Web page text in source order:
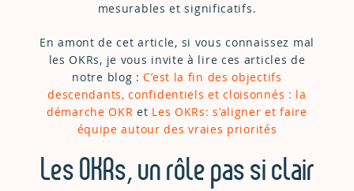
mesurables et significatifs.
En amont de cet article, si vous connaissez mal
les OKRs, je vous invite à lire ces articles de
notre blog :C’est la fin des objectifs
descendants, confidentiels et cloisonnés : la
démarche OKR et Les OKRs: s’aligner et faire
équipe autour des vraies priorités
Les OKRs, un rôle pas si clair